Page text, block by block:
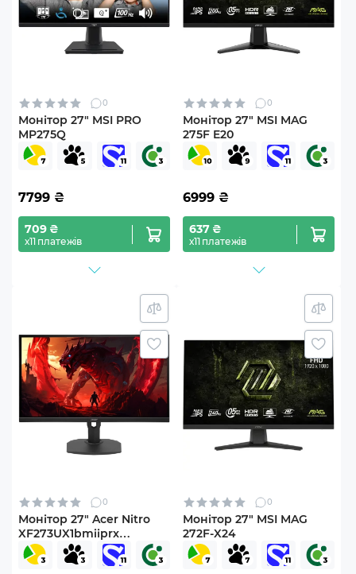
0
Монітор 27" MSI PRO
MP275Q
7799 ₴
709 ₴
х11 платежів
0
Монітор 27" MSI MAG
275F E20
6999 ₴
637 ₴
х11 платежів
0
Монітор 27" Acer Nitro
XF273UX1bmiiprx
(UM.HX0EE.109)
0
Монітор 27" MSI MAG
272F-X24